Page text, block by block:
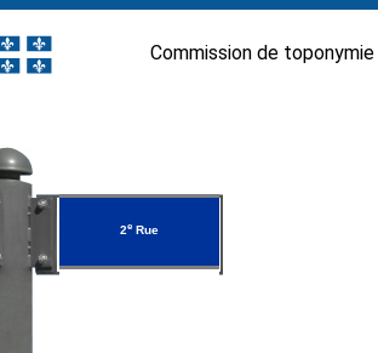
Commission de toponymie
2eRue